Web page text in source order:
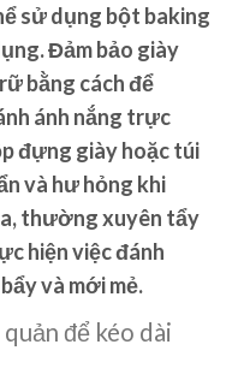
sử dụng bột baking
Đảm bảo giày
bằng cách để
ánh nắng trực
đựng giày hoặc túi
và hư hỏng khi
thường xuyên tẩy
hiện việc đánh
và mới mẻ.
để kéo dài